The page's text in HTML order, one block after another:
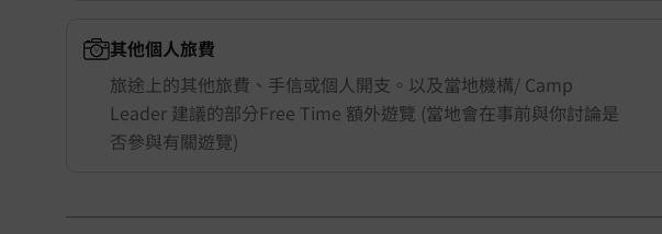
其他個人旅費
旅途上的其他旅費、手信或個人開支。以及當地機構/ Camp
Leader 建議的部分Free Time 額外遊覽 (當地會在事前與你討論是
否參與有關遊覽)